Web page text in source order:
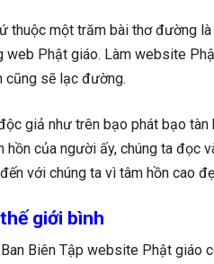
thuộc một trăm bài thơ đường
web Phật giáo. Làm website
cũng sẽ lạc đường.
giả như trên bạo phát bạo
hồn của người ấy, chúng ta đọc
với chúng ta vì tâm hồn cao
giới bình
Ban Biên Tập website Phật giáo